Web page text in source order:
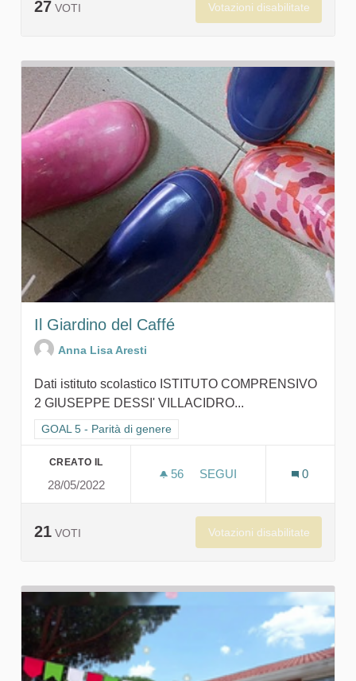
27 VOTI Votazioni disabilitate
Il Giardino del Caffé
Anna Lisa Aresti
Dati istituto scolastico ISTITUTO COMPRENSIVO
2 GIUSEPPE DESSI' VILLACIDRO...
Filtra i risultati per categoria: GOAL 5 - Parità di genere
GOAL 5 - Parità di genere
CREATO IL
28/05/2022
56 56 SOSTENITORI
SEGUI
0
21 VOTI Votazioni disabilitate